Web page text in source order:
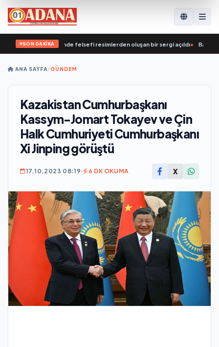
SON DAKİKA
Merkezi’nde felsefi resimlerden oluşan bir sergi açıldı• Владислав
ANA SAYFA/GÜNDEM
Kazakistan Cumhurbaşkanı
Kassym-Jomart Tokayev ve Çin
Halk Cumhuriyeti Cumhurbaşkanı
Xi Jinping görüştü
17.10.2023 08:19 6 DK OKUMA X